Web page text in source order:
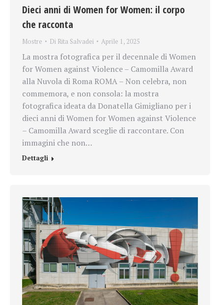
Dieci anni di Women for Women: il corpo
che racconta
Mostre Di Rita Salvadei Aprile 1, 2025
La mostra fotografica per il decennale di Women
for Women against Violence – Camomilla Award
alla Nuvola di Roma ROMA – Non celebra, non
commemora, e non consola: la mostra
fotografica ideata da Donatella Gimigliano per i
dieci anni di Women for Women against Violence
– Camomilla Award sceglie di raccontare. Con
immagini che non…
Dettagli